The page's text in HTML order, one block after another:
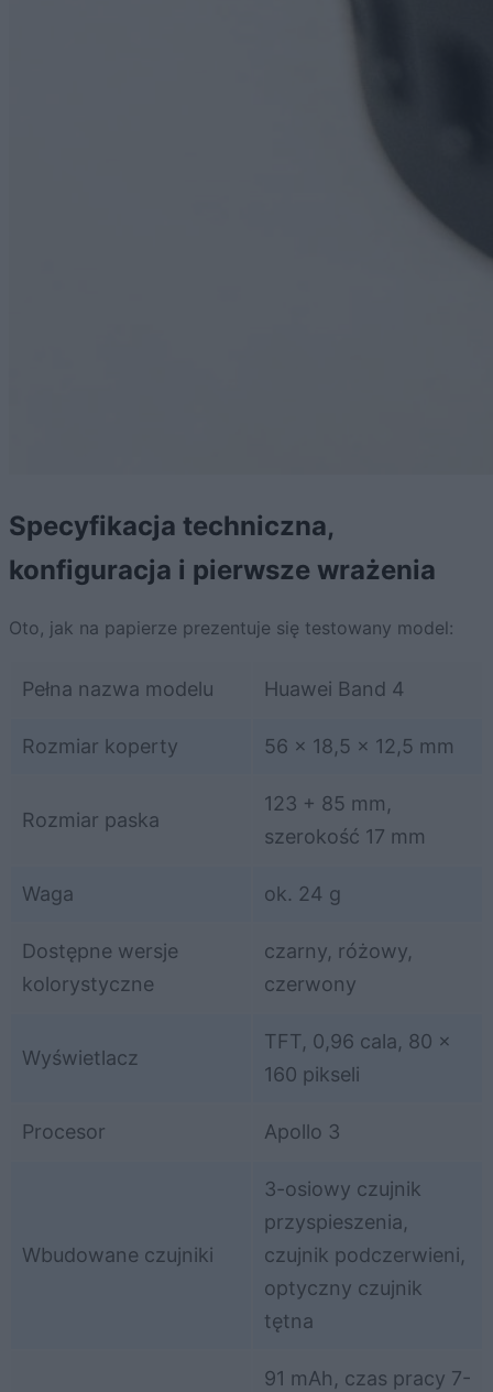
Specyfikacja techniczna,
konfiguracja i pierwsze wrażenia
Oto, jak na papierze prezentuje się testowany model:
Pełna nazwa modelu Huawei Band 4
Rozmiar koperty 56 x 18,5 x 12,5 mm
Rozmiar paska
123 + 85 mm,
szerokość 17 mm
Waga ok. 24 g
Dostępne wersje
kolorystyczne
czarny, różowy,
czerwony
Wyświetlacz
TFT, 0,96 cala, 80 x
160 pikseli
Procesor Apollo 3
Wbudowane czujniki
3-osiowy czujnik
przyspieszenia,
czujnik podczerwieni,
optyczny czujnik
tętna
91 mAh, czas pracy 7-